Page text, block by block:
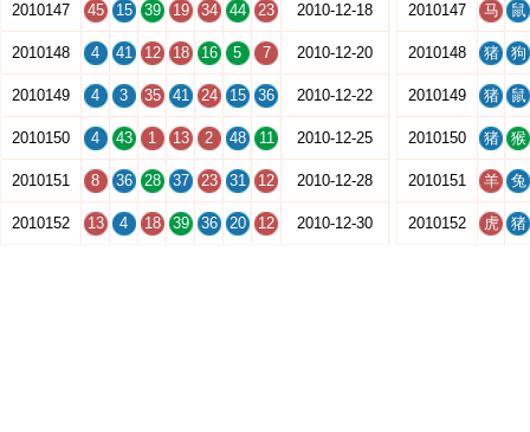
2010147 45 15 39 19 34 44 23 2010-12-18
2010148 4 41 12 18 16 5 7 2010-12-20
2010149 4 3 35 41 24 15 36 2010-12-22
2010150 4 43 1 13 2 48 11 2010-12-25
2010151 8 36 28 37 23 31 12 2010-12-28
2010152 13 4 18 39 36 20 12 2010-12-30
2010147 马 鼠
2010148 猪 狗
2010149 猪 鼠
2010150 猪 猴
2010151 羊 兔
2010152 虎 猪